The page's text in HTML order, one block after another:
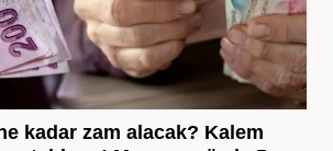
kadar zam alacak? Kalem